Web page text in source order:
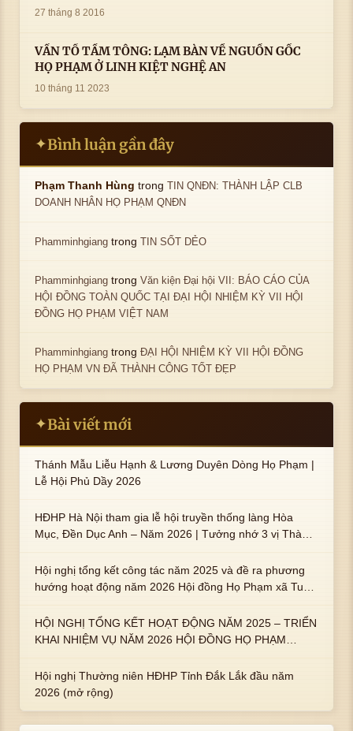
27 tháng 8 2016
VẤN TỔ TẦM TÔNG: LẠM BÀN VỀ NGUỒN GỐC
HỌ PHẠM Ở LINH KIỆT NGHỆ AN
10 tháng 11 2023
✦Bình luận gần đây
Phạm Thanh Hùng trongTIN QNĐN: THÀNH LẬP CLB
DOANH NHÂN HỌ PHẠM QNĐN
Phamminhgiang trongTIN SỐT DẺO
Phamminhgiang trongVăn kiện Đại hội VII: BÁO CÁO CỦA
HỘI ĐỒNG TOÀN QUỐC TẠI ĐẠI HỘI NHIỆM KỲ VII HỘI
ĐỒNG HỌ PHẠM VIỆT NAM
Phamminhgiang trongĐẠI HỘI NHIỆM KỲ VII HỘI ĐỒNG
HỌ PHẠM VN ĐÃ THÀNH CÔNG TỐT ĐẸP
✦Bài viết mới
Thánh Mẫu Liễu Hạnh & Lương Duyên Dòng Họ Phạm |
Lễ Hội Phủ Dầy 2026
HĐHP Hà Nội tham gia lễ hội truyền thống làng Hòa
Mục, Đền Dục Anh – Năm 2026 | Tưởng nhớ 3 vị Thành
trai : ngài Phạm Huy, Phạm Miện
Hội nghị tổng kết công tác năm 2025 và đề ra phương
hướng hoạt động năm 2026 Hội đồng Họ Phạm xã Tuy
HỘI NGHỊ TỔNG KẾT HOẠT ĐỘNG NĂM 2025 – TRIỂN
KHAI NHIỆM VỤ NĂM 2026 HỘI ĐỒNG HỌ PHẠM
Hội nghị Thường niên HĐHP Tỉnh Đắk Lắk đầu năm
2026 (mở rộng)